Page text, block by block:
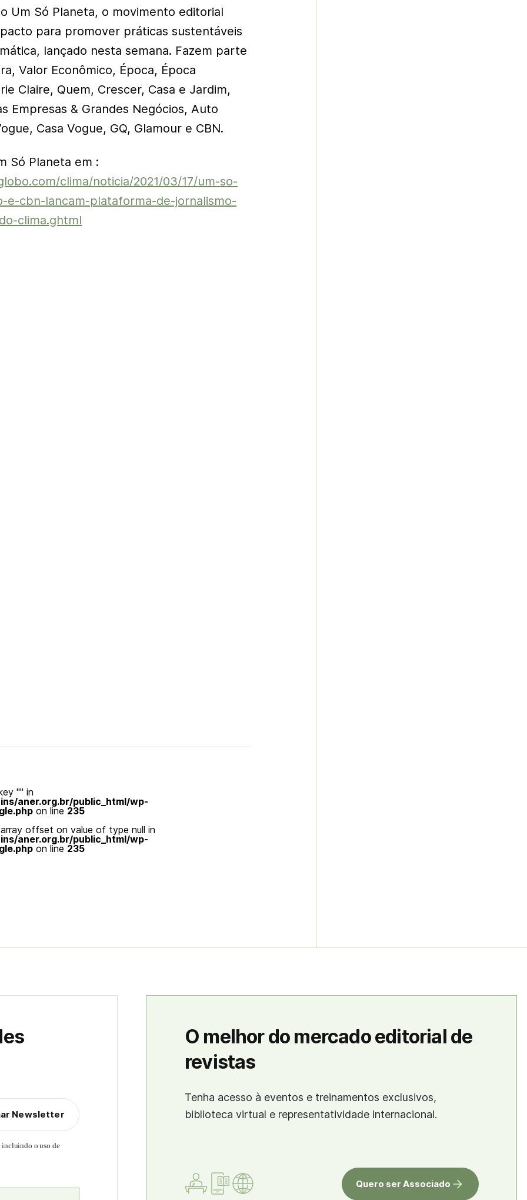
Um Só Planeta, o movimento editorial
para promover práticas sustentáveis
lançado nesta semana. Fazem parte
Valor Econômico, Época, Época
Claire, Quem, Crescer, Casa e Jardim,
Empresas & Grandes Negócios, Auto
Casa Vogue, GQ, Glamour e CBN.
Só Planeta em :
clima/noticia/2021/03/17/um-so-
e-cbn-lancam-plataforma-de-jornalismo-
clima.ghtml
"" in
aner.org.br/public_html/wp-
on line 235
offset on value of type null in
aner.org.br/public_html/wp-
on line 235
Newsletter
incluindo o uso de
O melhor do mercado editorial de
revistas
Tenha acesso à eventos e treinamentos exclusivos,
biblioteca virtual e representatividade internacional.
Quero ser Associado